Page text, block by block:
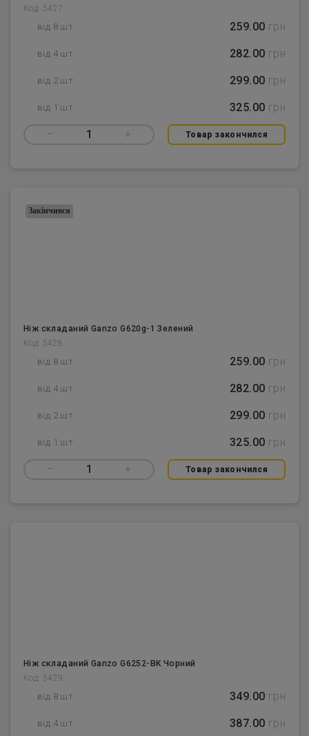
Код: 5427
від 8 шт 259.00 грн
від 4 шт 282.00 грн
від 2 шт 299.00 грн
від 1 шт 325.00 грн
– 1 + Товар закончился
Ніж складаний Ganzo G620g-1 Зелений
Код: 5428
від 8 шт 259.00 грн
від 4 шт 282.00 грн
від 2 шт 299.00 грн
від 1 шт 325.00 грн
– 1 + Товар закончился
Закінчився
Ніж складаний Ganzo G6252-BK Чорний
Код: 5429
від 8 шт 349.00 грн
від 4 шт 387.00 грн